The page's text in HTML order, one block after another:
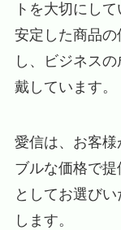
トを大切にし
安定した商品
し、ビジネス
戴しています。
愛信は、お客
ブルな価格で
としてお選び
します。